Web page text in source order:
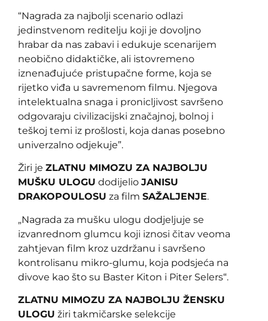
“Nagrada za najbolji scenario odlazi
jedinstvenom reditelju koji je dovoljno
hrabar da nas zabavi i edukuje scenarijem
neobično didaktičke, ali istovremeno
iznenađujuće pristupačne forme, koja se
rijetko viđa u savremenom filmu. Njegova
intelektualna snaga i pronicljivost savršeno
odgovaraju civilizacijski značajnoj, bolnoj i
teškoj temi iz prošlosti, koja danas posebno
univerzalno odjekuje”.
Žiri je ZLATNU MIMOZU ZA NAJBOLJU
MUŠKU ULOGU dodijelio JANISU
DRAKOPOULOSU za film SAŽALJENJE.
„Nagrada za mušku ulogu dodjeljuje se
izvanrednom glumcu koji iznosi čitav veoma
zahtjevan film kroz uzdržanu i savršeno
kontrolisanu mikro-glumu, koja podsjeća na
divove kao što su Baster Kiton i Piter Selers“.
ZLATNU MIMOZU ZA NAJBOLJU ŽENSKU
ULOGU žiri takmičarske selekcije